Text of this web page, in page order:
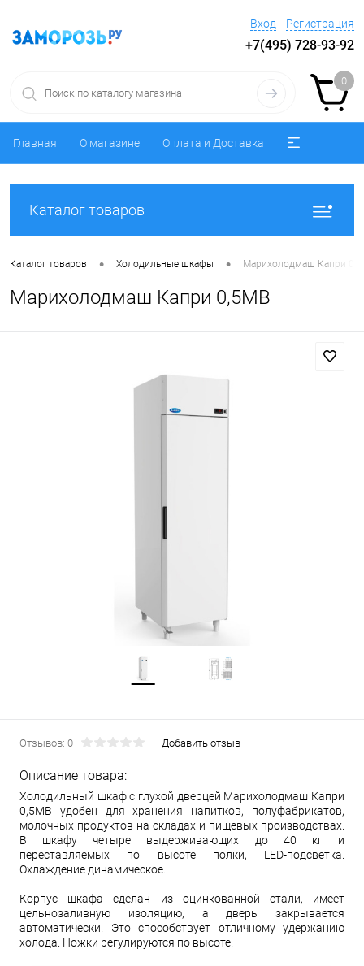
Вход Регистрация
+7(495) 728-93-92
0
Главная О магазине Оплата и Доставка
Каталог товаров
Каталог товаров • Холодильные шкафы • Марихолодмаш Капри
Марихолодмаш Капри 0,5МВ
Отзывов: 0 Добавить отзыв
Описание товара:
Холодильный шкаф с глухой дверцей Марихолодмаш Капри
0,5МВ удобен для хранения напитков, полуфабрикатов,
молочных продуктов на складах и пищевых производствах.
В шкафу четыре выдерживающих до 40 кг и
переставляемых по высоте полки, LED-подсветка.
Охлаждение динамическое.
Корпус шкафа сделан из оцинкованной стали, имеет
цельнозаливную изоляцию, а дверь закрывается
автоматически. Это способствует отличному удержанию
холода. Ножки регулируются по высоте.